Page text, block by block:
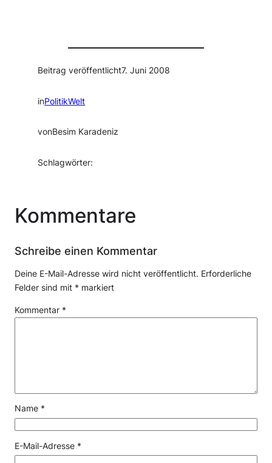
Beitrag veröffentlicht7. Juni 2008
inPolitikWelt
vonBesim Karadeniz
Schlagwörter:
Kommentare
Schreibe einen Kommentar
Deine E-Mail-Adresse wird nicht veröffentlicht. Erforderliche
Felder sind mit * markiert
Kommentar *
Name *
E-Mail-Adresse *